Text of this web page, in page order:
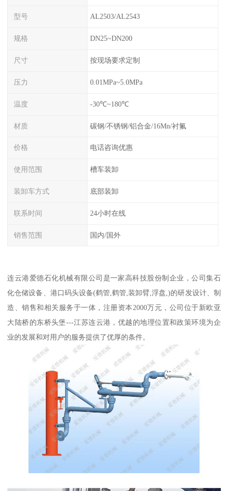
型号 AL2503/AL2543
规格 DN25~DN200
尺寸 按现场要求定制
压力 0.01MPa~5.0MPa
温度 -30℃~180℃
材质 碳钢/不锈钢/铝合金/16Mn/衬氟
价格 电话咨询优惠
使用范围 槽车装卸
装卸车方式 底部装卸
联系时间 24小时在线
销售范围 国内/国外
连云港爱德石化机械有限公司是一家高科技股份制企业，公司集石
化仓储设备、港口码头设备(鹤管,鹤管,装卸臂,浮盘,)的研发设计、制
造、销售和相关服务于一体，注册资本2000万元，公司位于新欧亚
大陆桥的东桥头堡---江苏连云港，优越的地理位置和政策环境为企
业的发展和对用户的服务提供了优厚的条件。